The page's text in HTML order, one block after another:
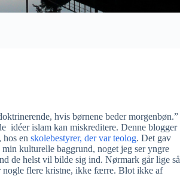
hvis børnene beder morgenbøn.”
idéer islam kan miskreditere. Denne blogger
, hos en skolebestyrer, der var teolog. Det gav
kulturelle baggrund, noget jeg ser yngre
de helst vil bilde sig ind. Nørmark går lige så
flere kristne, ikke færre. Blot ikke af